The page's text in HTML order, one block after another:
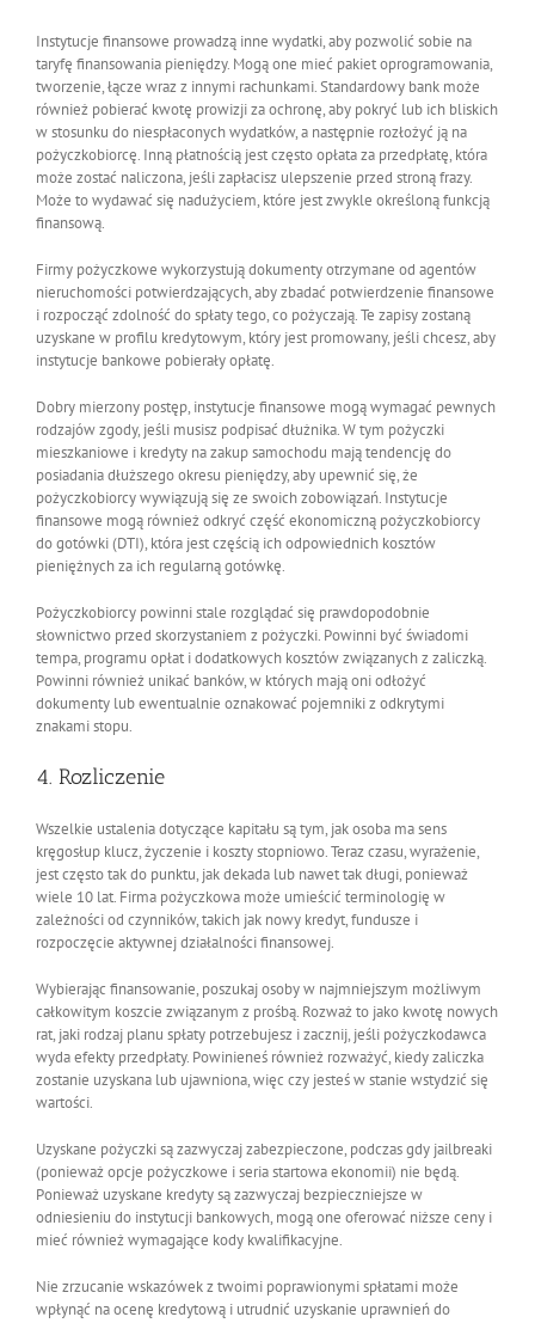
Instytucje finansowe prowadzą inne wydatki, aby pozwolić sobie na
taryfę finansowania pieniędzy. Mogą one mieć pakiet oprogramowania,
tworzenie, łącze wraz z innymi rachunkami. Standardowy bank może
również pobierać kwotę prowizji za ochronę, aby pokryć lub ich bliskich
w stosunku do niespłaconych wydatków, a następnie rozłożyć ją na
pożyczkobiorcę. Inną płatnością jest często opłata za przedpłatę, która
może zostać naliczona, jeśli zapłacisz ulepszenie przed stroną frazy.
Może to wydawać się nadużyciem, które jest zwykle określoną funkcją
finansową.
Firmy pożyczkowe wykorzystują dokumenty otrzymane od agentów
nieruchomości potwierdzających, aby zbadać potwierdzenie finansowe
i rozpocząć zdolność do spłaty tego, co pożyczają. Te zapisy zostaną
uzyskane w profilu kredytowym, który jest promowany, jeśli chcesz, aby
instytucje bankowe pobierały opłatę.
Dobry mierzony postęp, instytucje finansowe mogą wymagać pewnych
rodzajów zgody, jeśli musisz podpisać dłużnika. W tym pożyczki
mieszkaniowe i kredyty na zakup samochodu mają tendencję do
posiadania dłuższego okresu pieniędzy, aby upewnić się, że
pożyczkobiorcy wywiązują się ze swoich zobowiązań. Instytucje
finansowe mogą również odkryć część ekonomiczną pożyczkobiorcy
do gotówki (DTI), która jest częścią ich odpowiednich kosztów
pieniężnych za ich regularną gotówkę.
Pożyczkobiorcy powinni stale rozglądać się prawdopodobnie
słownictwo przed skorzystaniem z pożyczki. Powinni być świadomi
tempa, programu opłat i dodatkowych kosztów związanych z zaliczką.
Powinni również unikać banków, w których mają oni odłożyć
dokumenty lub ewentualnie oznakować pojemniki z odkrytymi
znakami stopu.
4. Rozliczenie
Wszelkie ustalenia dotyczące kapitału są tym, jak osoba ma sens
kręgosłup klucz, życzenie i koszty stopniowo. Teraz czasu, wyrażenie,
jest często tak do punktu, jak dekada lub nawet tak długi, ponieważ
wiele 10 lat. Firma pożyczkowa może umieścić terminologię w
zależności od czynników, takich jak nowy kredyt, fundusze i
rozpoczęcie aktywnej działalności finansowej.
Wybierając finansowanie, poszukaj osoby w najmniejszym możliwym
całkowitym koszcie związanym z prośbą. Rozważ to jako kwotę nowych
rat, jaki rodzaj planu spłaty potrzebujesz i zacznij, jeśli pożyczkodawca
wyda efekty przedpłaty. Powinieneś również rozważyć, kiedy zaliczka
zostanie uzyskana lub ujawniona, więc czy jesteś w stanie wstydzić się
wartości.
Uzyskane pożyczki są zazwyczaj zabezpieczone, podczas gdy jailbreaki
(ponieważ opcje pożyczkowe i seria startowa ekonomii) nie będą.
Ponieważ uzyskane kredyty są zazwyczaj bezpieczniejsze w
odniesieniu do instytucji bankowych, mogą one oferować niższe ceny i
mieć również wymagające kody kwalifikacyjne.
Nie zrzucanie wskazówek z twoimi poprawionymi spłatami może
wpłynąć na ocenę kredytową i utrudnić uzyskanie uprawnień do